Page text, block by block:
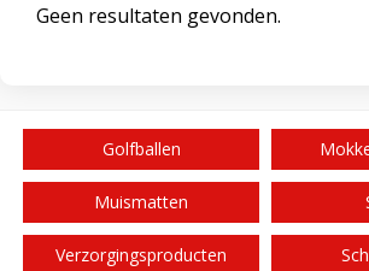
Geen resultaten gevonden.
Golfballen
Muismatten
Verzorgingsproducten